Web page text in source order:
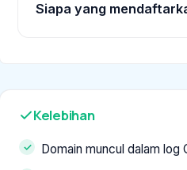
Siapa yang
Kelebihan
Domain muncul dalam log